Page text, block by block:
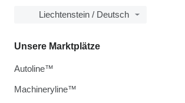
Liechtenstein / Deutsch
Unsere Marktplätze
Autoline™
Machineryline™